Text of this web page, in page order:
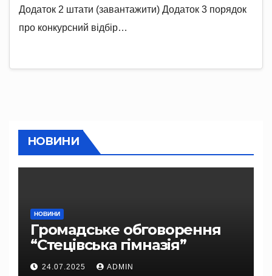
Додаток 2 штати (завантажити) Додаток 3 порядок
про конкурсний відбір…
НОВИНИ
НОВИНИ
Громадське обговорення
“Стецівська гімназія”
24.07.2025 ADMIN